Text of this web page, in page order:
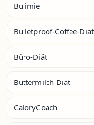
Bulimie
Bulletproof-Coffee-Diät
Büro-Diät
Buttermilch-Diät
CaloryCoach